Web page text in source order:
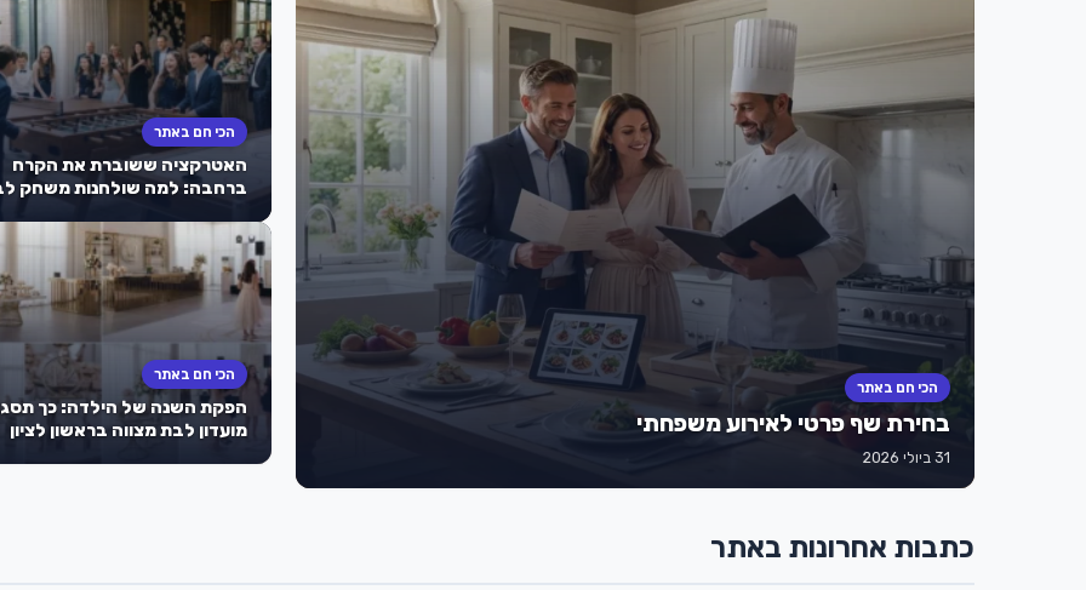
הכי חם באתר
בחירת שף פרטי לאירוע משפחתי
31 ביולי 2026
הכי חם באתר
האטרקציה ששוברת את הקרח
ברחבה: למה שולחנות משחק
שהילדים לא ישכחו?
הכי חם באתר
הפקת השנה של הילדה: כך
מועדון לבת מצווה בראשון לציון
כתבות אחרונות באתר